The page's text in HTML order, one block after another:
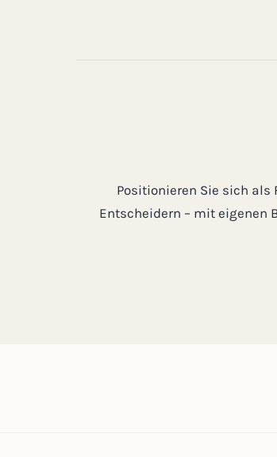
Positionieren Sie sich als
Entscheidern – mit eigenen